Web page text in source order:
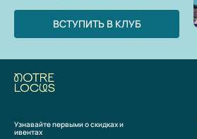
ВСТУПИТЬ В КЛУБ
Узнавайте первыми о скидках и
ивентах